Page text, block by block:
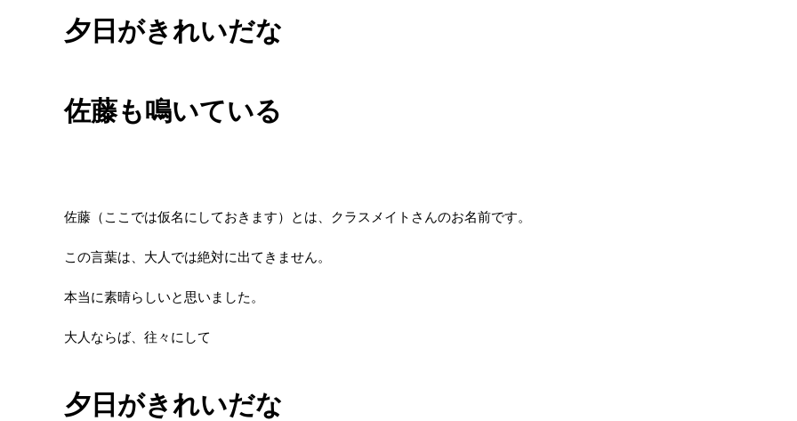
夕日がきれいだな
佐藤も鳴いている
佐藤（ここでは仮名にしておきます）とは、クラスメイトさんのお名前です。
この言葉は、大人では絶対に出てきません。
本当に素晴らしいと思いました。
大人ならば、往々にして
夕日がきれいだな